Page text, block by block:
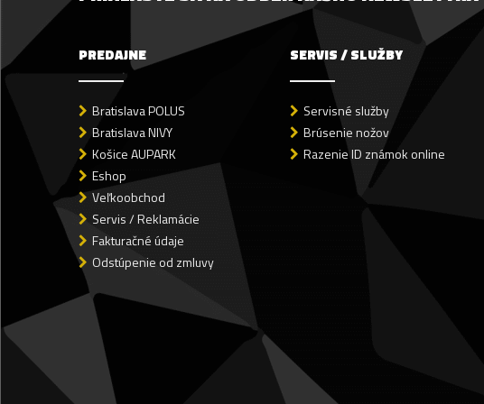
PREDAJNE
Bratislava POLUS
Bratislava NIVY
Košice AUPARK
Eshop
Veľkoobchod
Servis / Reklamácie
Fakturačné údaje
Odstúpenie od zmluvy
SERVIS / SLUŽBY
Servisné služby
Brúsenie nožov
Razenie ID známok online